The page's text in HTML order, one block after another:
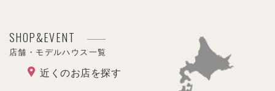
SHOP&EVENT
店舗・モデルハウス一覧
近くのお店を探す